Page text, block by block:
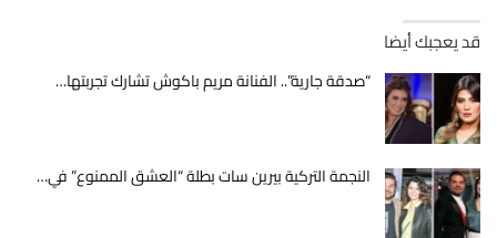
قد يعجبك أيضا
“صدقة جارية”.. الفنانة مريم باكوش تشارك تجربتها…
النجمة التركية بيرين سات بطلة “العشق الممنوع” في…